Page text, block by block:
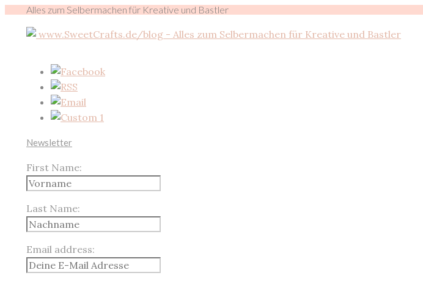
Alles zum Selbermachen für Kreative und Bastler
Newsletter
First Name:
Last Name:
Email address: